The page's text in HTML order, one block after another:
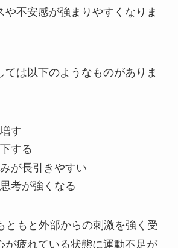
や不安感が強まりやすくなりま
ては以下のようなものがありま
す
する
が長引きやすい
考が強くなる
ともと外部からの刺激を強く受
が疲れている状態に運動不足が